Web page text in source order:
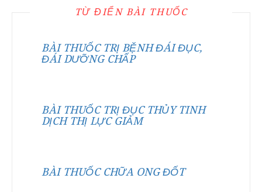
TỪ ĐIỂN BÀI THUỐC
BÀI THUỐC TRỊ BỆNH ĐÁI ĐỤC,
ĐÁI DƯỠNG CHẤP
BÀI THUỐC TRỊ ĐỤC THỦY TINH
DỊCH THỊ LỰC GIẢM
BÀI THUỐC CHỮA ONG ĐỐT